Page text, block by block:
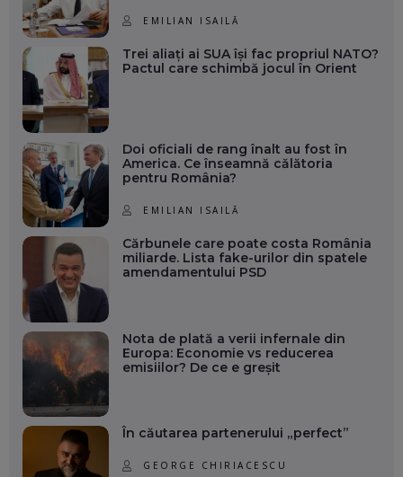
EMILIAN ISAILĂ
Trei aliați ai SUA își fac propriul NATO?
Pactul care schimbă jocul în Orient
Doi oficiali de rang înalt au fost în
America. Ce înseamnă călătoria
pentru România?
EMILIAN ISAILĂ
Cărbunele care poate costa România
miliarde. Lista fake-urilor din spatele
amendamentului PSD
Nota de plată a verii infernale din
Europa: Economie vs reducerea
emisiilor? De ce e greșit
În căutarea partenerului „perfect”
GEORGE CHIRIACESCU